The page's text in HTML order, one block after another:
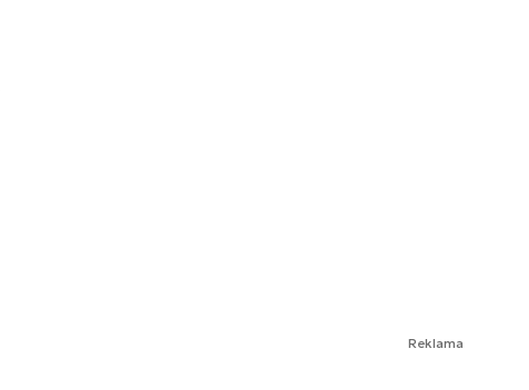
Reklama